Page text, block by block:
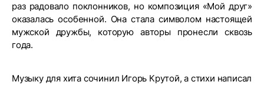
раз радовало поклонников, но композиция «Мой друг»
оказалась особенной. Она стала символом настоящей
мужской дружбы, которую авторы пронесли сквозь
года.
Музыку для хита сочинил Игорь Крутой, а стихи написал